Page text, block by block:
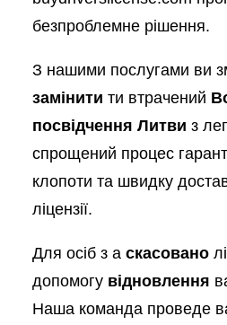
безпроблемне рішення.
З нашими послугами ви
замінити ти втрачений
посвідчення Литви з
спрощений процес
клопоти та швидку
ліцензії.
Для осіб з a скасовано
допомогу відновлення
Наша команда проведе